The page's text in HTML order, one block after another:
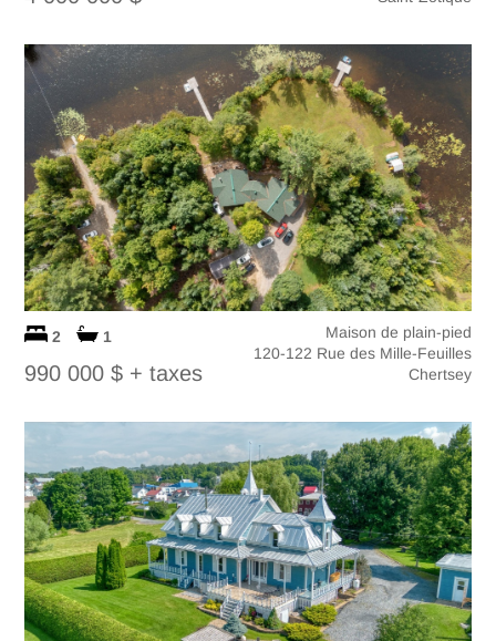
2 1
990 000 $ + taxes
Maison de plain-pied
120-122 Rue des Mille-Feuilles
Chertsey